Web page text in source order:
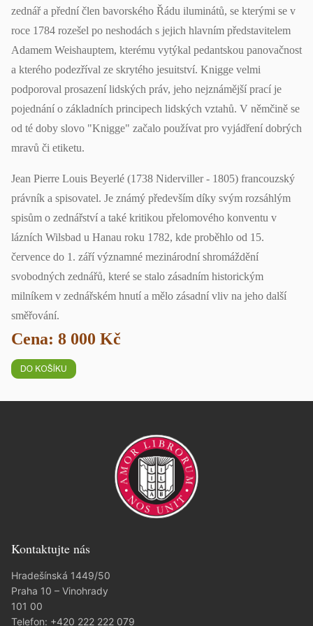
zednář a přední člen bavorského Řádu iluminátů, se kterými se v
roce 1784 rozešel po neshodách s jejich hlavním představitelem
Adamem Weishauptem, kterému vytýkal pedantskou panovačnost
a kterého podezříval ze skrytého jesuitství. Knigge velmi
podporoval prosazení lidských práv, jeho nejznámější prací je
pojednání o základních principech lidských vztahů. V němčině se
od té doby slovo "Knigge" začalo používat pro vyjádření dobrých
mravů či etiketu.
Jean Pierre Louis Beyerlé (1738 Niderviller - 1805) francouzský
právník a spisovatel. Je známý především díky svým rozsáhlým
spisům o zednářství a také kritikou přelomového konventu v
lázních Wilsbad u Hanau roku 1782, kde proběhlo od 15.
července do 1. září významné mezinárodní shromáždění
svobodných zednářů, které se stalo zásadním historickým
milníkem v zednářském hnutí a mělo zásadní vliv na jeho další
směřování.
Cena: 8 000 Kč
Kontaktujte nás
Hradešínská 1449/50
Praha 10 – Vinohrady
101 00
Telefon: +420 222 222 079